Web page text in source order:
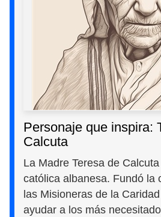
Personaje que inspira:
Calcuta
La Madre Teresa de
católica albanesa. Fundó la
las Misioneras de la
ayudar a los más